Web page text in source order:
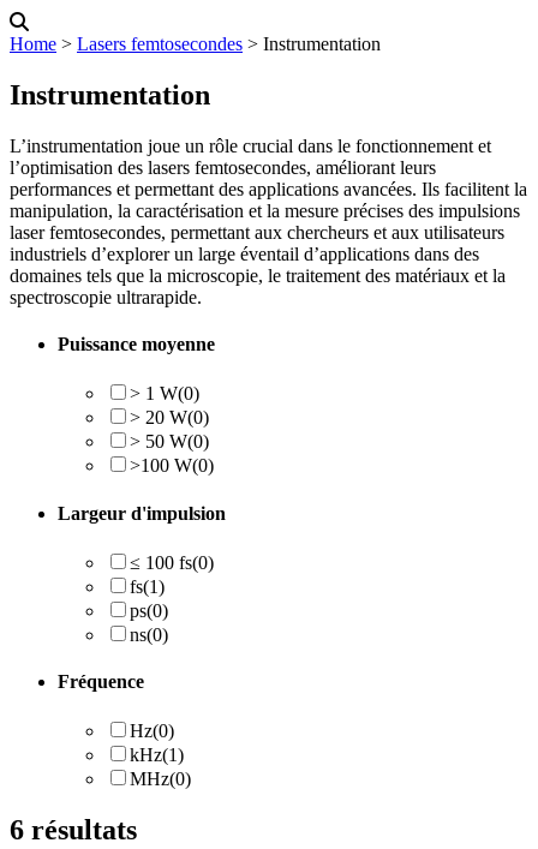
Home ˃ Lasers femtosecondes ˃ Instrumentation
Instrumentation
L’instrumentation joue un rôle crucial dans le fonctionnement et
l’optimisation des lasers femtosecondes, améliorant leurs
performances et permettant des applications avancées. Ils facilitent la
manipulation, la caractérisation et la mesure précises des impulsions
laser femtosecondes, permettant aux chercheurs et aux utilisateurs
industriels d’explorer un large éventail d’applications dans des
domaines tels que la microscopie, le traitement des matériaux et la
spectroscopie ultrarapide.
Puissance moyenne
> 1 W(0)
> 20 W(0)
> 50 W(0)
>100 W(0)
Largeur d'impulsion
≤ 100 fs(0)
fs(1)
ps(0)
ns(0)
Fréquence
Hz(0)
kHz(1)
MHz(0)
6 résultats